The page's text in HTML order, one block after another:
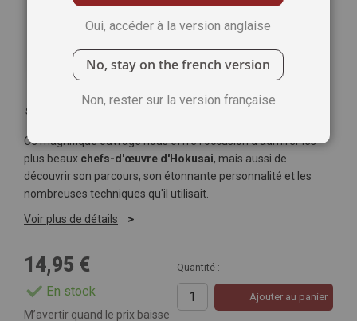
Soyez le premier à commenter ce produit
Ce magnifique ouvrage nous offre l'occasion d'admirer les
plus beaux chefs-d'œuvre d'Hokusai, mais aussi de
découvrir son parcours, son étonnante personnalité et les
nombreuses techniques qu'il utilisait.
Voir plus de détails
14,95 €
En stock
Quantité :
Ajouter au panier
M’avertir quand le prix baisse
Oui, accéder à la version anglaise
No, stay on the french version
Non, rester sur la version française